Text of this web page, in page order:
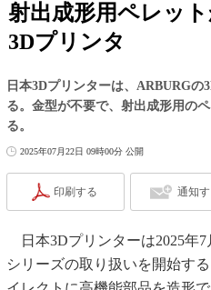
射出成形用ペレッ
3Dプリンタ
日本3Dプリンターは、ARBURG
る。金型が不要で、射出成形用の
る。
2025年07月22日 09時00分 公開
印刷する 通知
日本3Dプリンターは2025年7
シリーズの取り扱いを開始す